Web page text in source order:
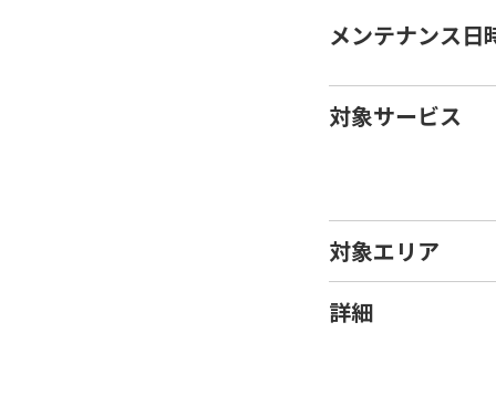
メンテナンス日
対象サービス
対象エリア
詳細